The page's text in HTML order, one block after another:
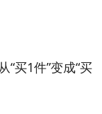
买1件”变成“买